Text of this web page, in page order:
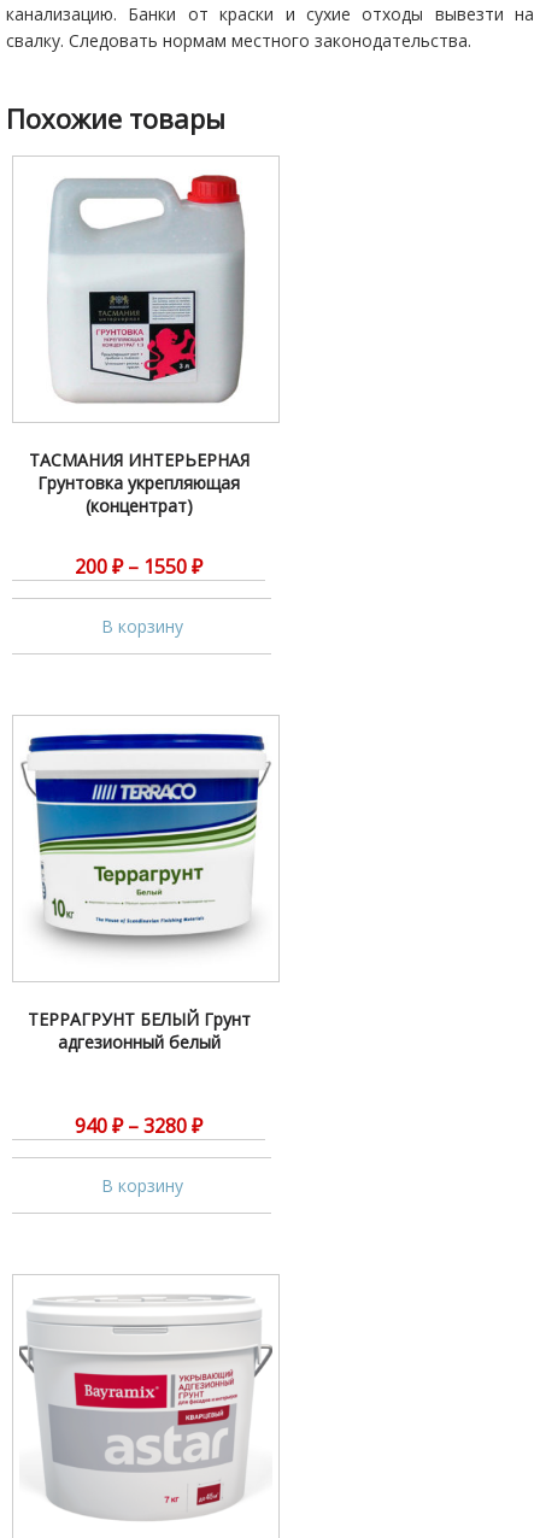
канализацию. Банки от краски и сухие отходы вывезти на
свалку. Следовать нормам местного законодательства.
Похожие товары
ТАСМАНИЯ ИНТЕРЬЕРНАЯ
Грунтовка укрепляющая
(концентрат)
200₽ – 1550₽
В корзину
ТЕРРАГРУНТ БЕЛЫЙ Грунт
адгезионный белый
940₽ –3280₽
В корзину